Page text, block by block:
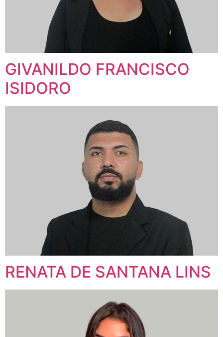
GIVANILDO FRANCISCO
ISIDORO
RENATA DE SANTANA LINS